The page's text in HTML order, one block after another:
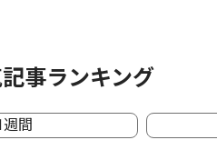
事ランキング
週間